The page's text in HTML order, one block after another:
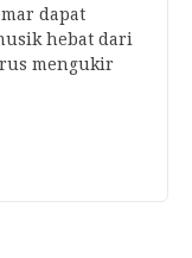
dapat
hebat dari
mengukir